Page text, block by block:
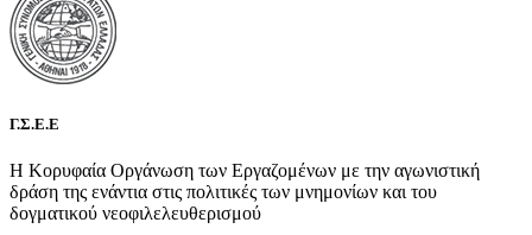
Γ.Σ.Ε.Ε
Η Κορυφαία Οργάνωση των Εργαζομένων με την αγωνιστική
δράση της ενάντια στις πολιτικές των μνημονίων και του
δογματικού νεοφιλελευθερισμού